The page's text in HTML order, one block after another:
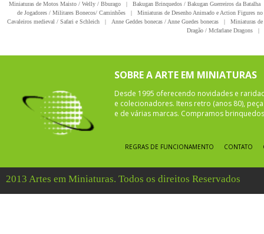
Miniaturas de Motos Maisto / Welly / Bburago
| Bakugan Brinquedos / Bakugan Guerreiros da Batalha
de Jogadores / Militares Bonecos/ Caminhões
|
Miniaturas de Desenho Animado e Action Figures
Cavaleiros medieval / Safari e Schleich
| Anne Geddes bonecas / Anne Guedes bonecas |
Miniaturas
Dragão / Mcfarlane Dragons
|
SOBRE A ARTE EM MINIATURAS
Desde 1995 oferecendo novidades e
e colecionadores. Itens retro (anos 80),
e de várias marcas. Compramos
REGRAS DE FUNCIONAMENTO CONTATO
2013 Artes em Miniaturas. Todos os direitos Reservados